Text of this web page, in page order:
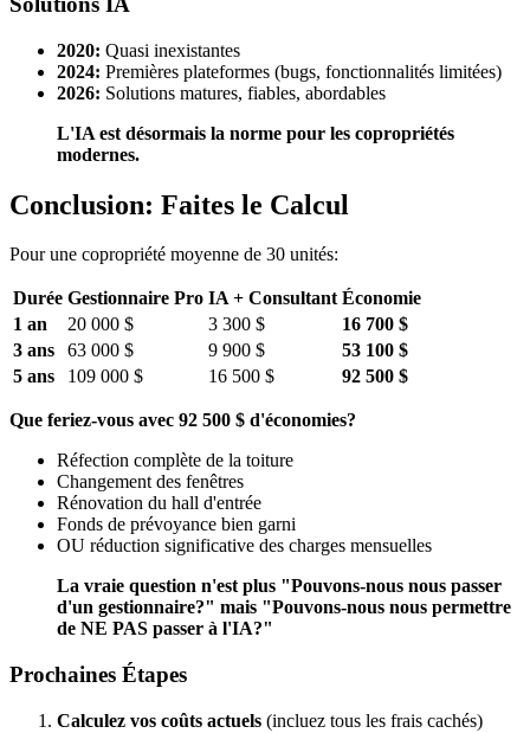
2020: Quasi inexistantes
2024: Premières plateformes (bugs, fonctionnalités limitées)
2026: Solutions matures, fiables, abordables
L'IA est désormais la norme pour les copropriétés
modernes.
Conclusion: Faites le Calcul
Pour une copropriété moyenne de 30 unités:
Durée Gestionnaire Pro IA + Consultant Économie
1 an
20 000 $ 3 300 $
16 700 $
3 ans
63 000 $ 9 900 $
53 100 $
5 ans
109 000 $ 16 500 $ 92 500 $
Que feriez-vous avec 92 500 $ d'économies?
Réfection complète de la toiture
Changement des fenêtres
Rénovation du hall d'entrée
Fonds de prévoyance bien garni
OU réduction significative des charges mensuelles
La vraie question n'est plus "Pouvons-nous nous passer
d'un gestionnaire?" mais "Pouvons-nous nous permettre
de NE PAS passer à l'IA?"
Prochaines Étapes
Calculez vos coûts actuels (incluez tous les frais cachés)